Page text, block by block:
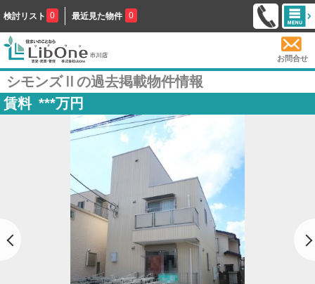
検討リスト 0 最近見た物件 0
お問合せ
シモンズⅡの過去掲載物件情報
賃料 ***万円